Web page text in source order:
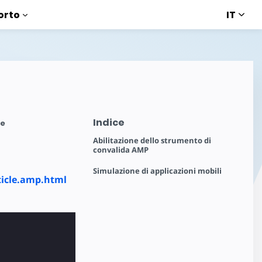
IT
Indice
Abilitazione dello strumento di
convalida AMP
Simulazione di applicazioni mobili